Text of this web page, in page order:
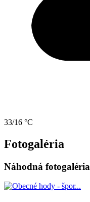
33/16 °C
Fotogaléria
Náhodná fotogaléria